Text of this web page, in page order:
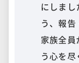
にしま
う、報
家族全
う心を尽